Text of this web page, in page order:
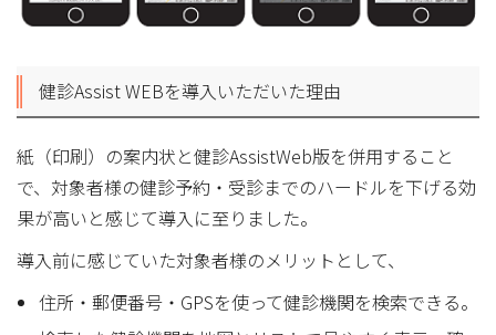
健診Assist WEBを導入いただいた理由
紙（印刷）の案内状と健診AssistWeb版を併用すること
で、対象者様の健診予約・受診までのハードルを下げる効
果が高いと感じて導入に至りました。
導入前に感じていた対象者様のメリットとして、
住所・郵便番号・GPSを使って健診機関を検索できる。